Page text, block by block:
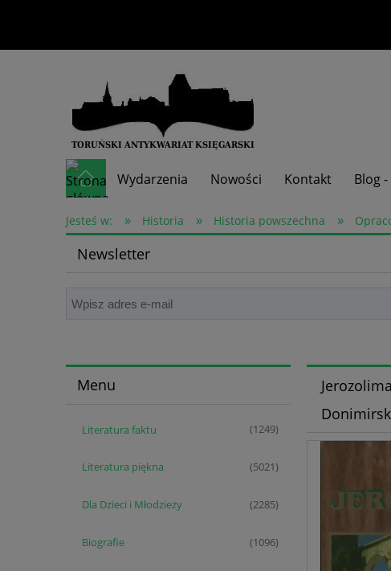
Wydarzenia Nowości Kontakt Blog
Skup książek
Jesteś w: » Historia » Historia powszechna »
Newsletter
Menu
Literatura faktu (1249)
Literatura piękna (5021)
Dla Dzieci i Młodzieży (2285)
Biografie (1096)